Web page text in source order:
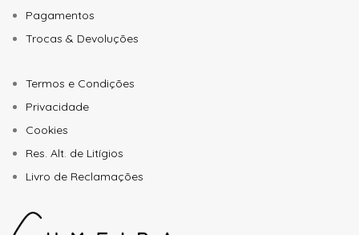
Pagamentos
Trocas & Devoluções
Termos e Condições
Privacidade
Cookies
Res. Alt. de Litígios
Livro de Reclamações